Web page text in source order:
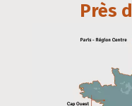
Près